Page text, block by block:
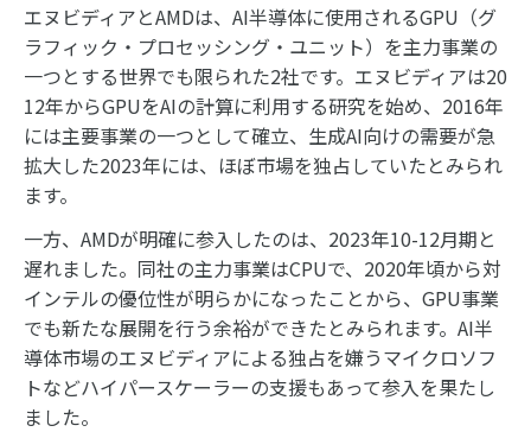
エヌビディアとAMDは、AI半導体に使用されるGPU（グ
ラフィック・プロセッシング・ユニット）を主力事業の
一つとする世界でも限られた2社です。エヌビディアは20
12年からGPUをAIの計算に利用する研究を始め、2016年
には主要事業の一つとして確立、生成AI向けの需要が急
拡大した2023年には、ほぼ市場を独占していたとみられ
ます。
一方、AMDが明確に参入したのは、2023年10-12月期と
遅れました。同社の主力事業はCPUで、2020年頃から対
インテルの優位性が明らかになったことから、GPU事業
でも新たな展開を行う余裕ができたとみられます。AI半
導体市場のエヌビディアによる独占を嫌うマイクロソフ
トなどハイパースケーラーの支援もあって参入を果たし
ました。